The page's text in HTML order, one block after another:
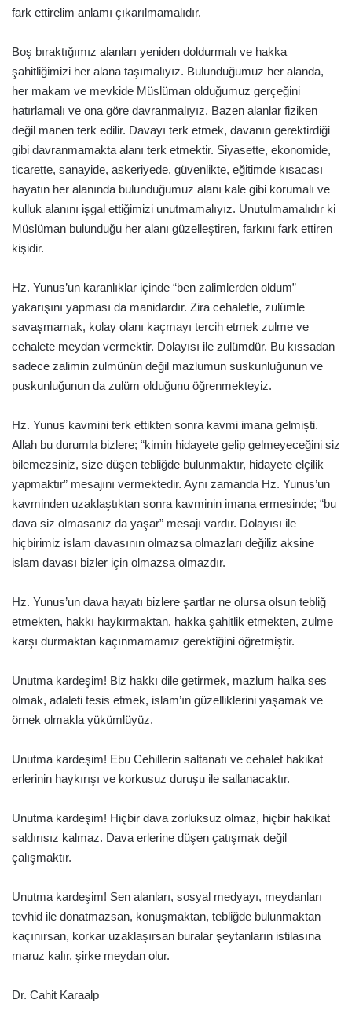
fark ettirelim anlamı çıkarılmamalıdır.
Boş bıraktığımız alanları yeniden doldurmalı ve hakka
şahitliğimizi her alana taşımalıyız. Bulunduğumuz her alanda,
her makam ve mevkide Müslüman olduğumuz gerçeğini
hatırlamalı ve ona göre davranmalıyız. Bazen alanlar fiziken
değil manen terk edilir. Davayı terk etmek, davanın gerektirdiği
gibi davranmamakta alanı terk etmektir. Siyasette, ekonomide,
ticarette, sanayide, askeriyede, güvenlikte, eğitimde kısacası
hayatın her alanında bulunduğumuz alanı kale gibi korumalı ve
kulluk alanını işgal ettiğimizi unutmamalıyız. Unutulmamalıdır ki
Müslüman bulunduğu her alanı güzelleştiren, farkını fark ettiren
kişidir.
Hz. Yunus’un karanlıklar içinde “ben zalimlerden oldum”
yakarışını yapması da manidardır. Zira cehaletle, zulümle
savaşmamak, kolay olanı kaçmayı tercih etmek zulme ve
cehalete meydan vermektir. Dolayısı ile zulümdür. Bu kıssadan
sadece zalimin zulmünün değil mazlumun suskunluğunun ve
puskunluğunun da zulüm olduğunu öğrenmekteyiz.
Hz. Yunus kavmini terk ettikten sonra kavmi imana gelmişti.
Allah bu durumla bizlere; “kimin hidayete gelip gelmeyeceğini siz
bilemezsiniz, size düşen tebliğde bulunmaktır, hidayete elçilik
yapmaktır” mesajını vermektedir. Aynı zamanda Hz. Yunus’un
kavminden uzaklaştıktan sonra kavminin imana ermesinde; “bu
dava siz olmasanız da yaşar” mesajı vardır. Dolayısı ile
hiçbirimiz islam davasının olmazsa olmazları değiliz aksine
islam davası bizler için olmazsa olmazdır.
Hz. Yunus’un dava hayatı bizlere şartlar ne olursa olsun tebliğ
etmekten, hakkı haykırmaktan, hakka şahitlik etmekten, zulme
karşı durmaktan kaçınmamamız gerektiğini öğretmiştir.
Unutma kardeşim! Biz hakkı dile getirmek, mazlum halka ses
olmak, adaleti tesis etmek, islam’ın güzelliklerini yaşamak ve
örnek olmakla yükümlüyüz.
Unutma kardeşim! Ebu Cehillerin saltanatı ve cehalet hakikat
erlerinin haykırışı ve korkusuz duruşu ile sallanacaktır.
Unutma kardeşim! Hiçbir dava zorluksuz olmaz, hiçbir hakikat
saldırısız kalmaz. Dava erlerine düşen çatışmak değil
çalışmaktır.
Unutma kardeşim! Sen alanları, sosyal medyayı, meydanları
tevhid ile donatmazsan, konuşmaktan, tebliğde bulunmaktan
kaçınırsan, korkar uzaklaşırsan buralar şeytanların istilasına
maruz kalır, şirke meydan olur.
Dr. Cahit Karaalp